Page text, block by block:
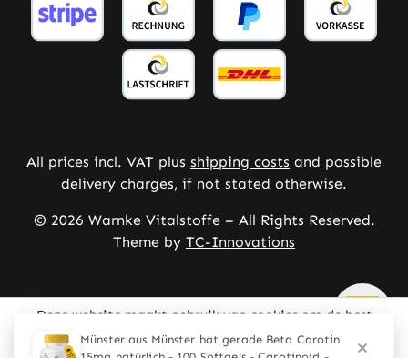
All prices incl. VAT plus shipping costs and possible
delivery charges, if not stated otherwise.
© 2026 Warnke Vitalstoffe – All Rights Reserved.
Theme by TC-Innovations
Deze website maakt gebruik van cookies om de best
mogelijke ervaring te biedenMeer informatie ...